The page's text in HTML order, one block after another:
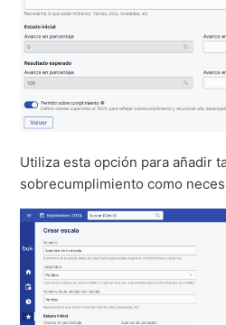
Utiliza esta opción para añadir
sobrecumplimiento como